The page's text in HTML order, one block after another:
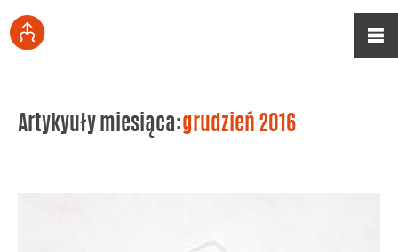
Artykyuły miesiąca:grudzień 2016